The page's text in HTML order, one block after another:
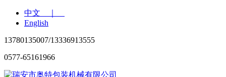
中文 ｜
English
13780135007/13336913555
0577-65161966